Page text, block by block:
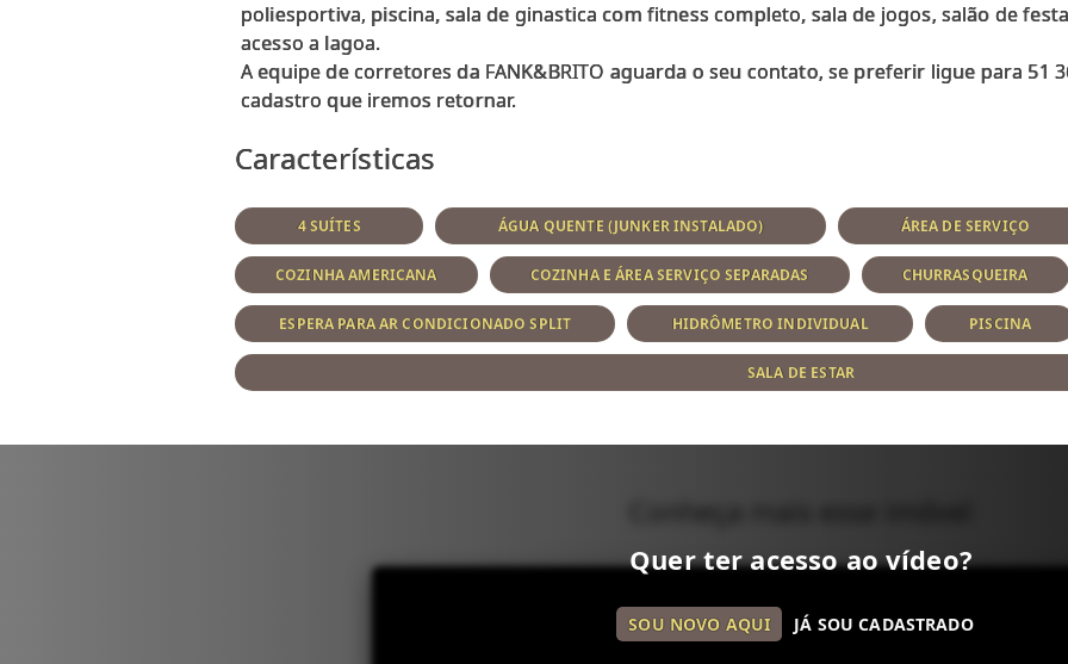
poliesportiva, piscina, sala de ginastica com fitness completo, sala de jogos, salão de
acesso a lagoa.
A equipe de corretores da FANK&BRITO aguarda o seu contato, se preferir ligue para 51
Características
4 SUÍTES ÁGUA QUENTE (JUNKER INSTALADO) ÁREA DE SERVIÇO
COZINHA AMERICANA COZINHA E ÁREA SERVIÇO SEPARADAS CHURRASQUEIRA
ESPERA PARA AR CONDICIONADO SPLIT HIDRÔMETRO INDIVIDUAL PISCINA
SALA DE ESTAR
Quer ter acesso ao vídeo?
SOU NOVO AQUI JÁ SOU CADASTRADO